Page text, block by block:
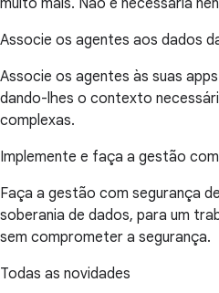
muito mais. Não é necessária
Associe os agentes aos dados
Associe os agentes às suas
dando-lhes o contexto
complexas.
Implemente e faça a gestão
Faça a gestão com segurança
soberania de dados, para um
sem comprometer a segurança.
Todas as novidades